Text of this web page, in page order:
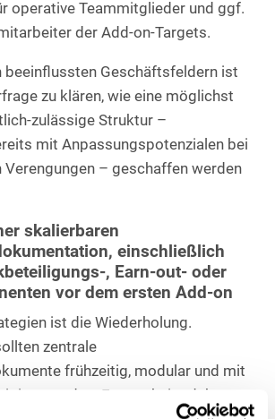
operative Teammitglieder und ggf.
der Add-on-Targets.
beeinflussten Geschäftsfeldern ist
zu klären, wie eine möglichst
zulässige Struktur –
mit Anpassungspotenzialen bei
– geschaffen werden
skalierbaren
einschließlich
, Earn-out- oder
vor dem ersten Add-on
ist die Wiederholung.
zentrale
frühzeitig, modular und mit
werden. Es erscheint daher